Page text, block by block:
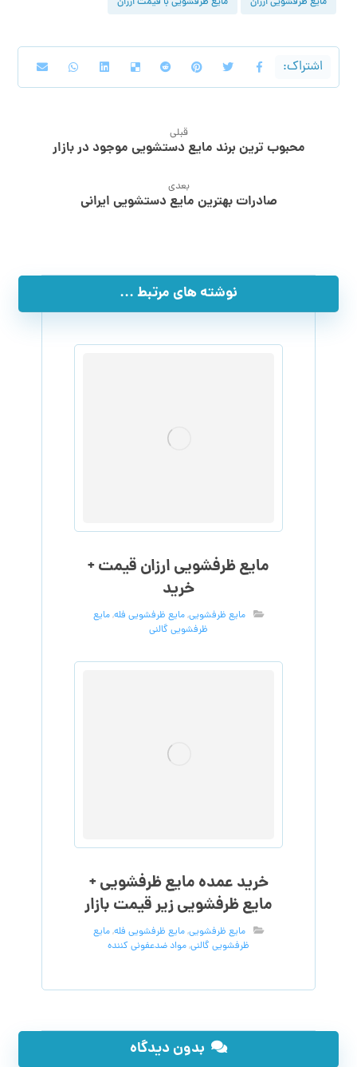
قبلی
محبوب ترین برند مایع دستشویی موجود در بازار
بعدی
صادرات بهترین مایع دستشویی ایرانی
نوشته های مرتبط ...
مایع ظرفشویی ارزان قیمت +
خرید
مایع ظرفشویی,مایع ظرفشویی فله,مایع
ظرفشویی گالنی
خرید عمده مایع ظرفشویی +
مایع ظرفشویی زیر قیمت بازار
مایع ظرفشویی,مایع ظرفشویی فله,مایع
ظرفشویی گالنی,مواد ضدعفونی کننده
بدون دیدگاه